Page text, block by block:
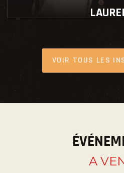
Instructeur
VOIR TOUS LES
A